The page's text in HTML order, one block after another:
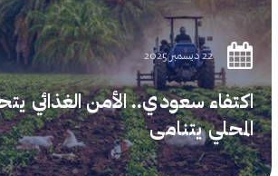
22 ديسمبر 2025
اكتفاء سعودي.. الأمن الغذائي
المحلي يتنامى